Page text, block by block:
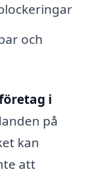
och
i
på
kan
att